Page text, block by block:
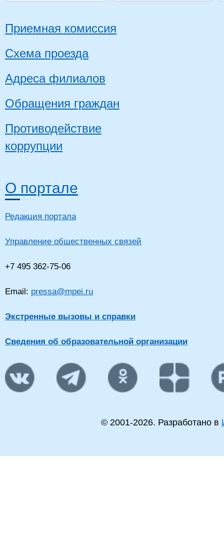
Приемная комиссия
Схема проезда
Адреса филиалов
Обращения граждан
Противодействие
коррупции
О портале
Редакция портала
Управление общественных связей
+7 495 362-75-06
Email: pressa@mpei.ru
Экстренные вызовы и справки
Сведения об образовательной организации
© 2001-2026. Разработано в